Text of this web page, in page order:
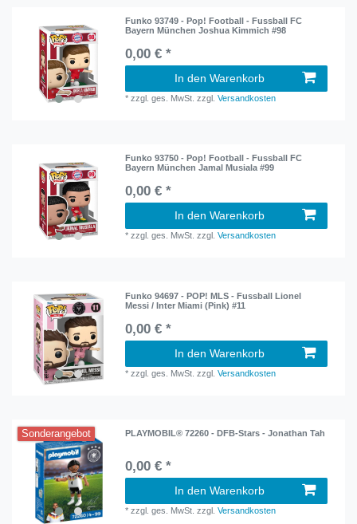
Funko 93749 - Pop! Football - Fussball FC
Bayern München Joshua Kimmich #98
0,00 € *
In den Warenkorb
*zzgl. ges. MwSt. zzgl.Versandkosten
Funko 93750 - Pop! Football - Fussball FC
Bayern München Jamal Musiala #99
0,00 € *
In den Warenkorb
*zzgl. ges. MwSt. zzgl.Versandkosten
Funko 94697 - POP! MLS - Fussball Lionel
Messi / Inter Miami (Pink) #11
0,00 € *
In den Warenkorb
*zzgl. ges. MwSt. zzgl.Versandkosten
Sonderangebot PLAYMOBIL® 72260 - DFB-Stars - Jonathan Tah
0,00 € *
In den Warenkorb
*zzgl. ges. MwSt. zzgl.Versandkosten